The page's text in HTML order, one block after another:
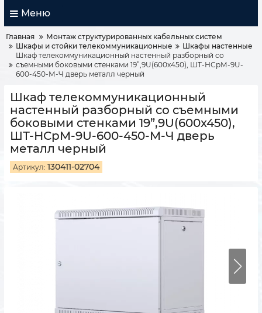
Меню
Главная
Монтаж структурированных кабельных систем
Шкафы и стойки телекоммуникационные
Шкафы настенные
Шкаф телекоммуникационный настенный разборный со
съемными боковыми стенками 19”,9U(600x450), ШТ-НСрМ-9U-
600-450-М-Ч дверь металл черный
Шкаф телекоммуникационный
настенный разборный со съемными
боковыми стенками 19”,9U(600x450),
ШТ-НСрМ-9U-600-450-М-Ч дверь
металл черный
Артикул: 130411-02704